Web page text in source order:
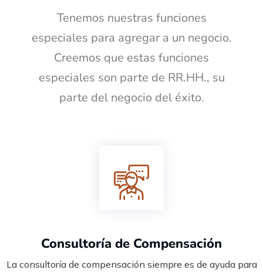
Tenemos nuestras funciones
especiales para agregar a un negocio.
Creemos que estas funciones
especiales son parte de RR.HH., su
parte del negocio del éxito.
Consultoría de Compensación
La consultoría de compensación siempre es de ayuda para